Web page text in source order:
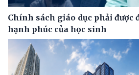
Chính sách giáo dục phải được
hạnh phúc của học sinh